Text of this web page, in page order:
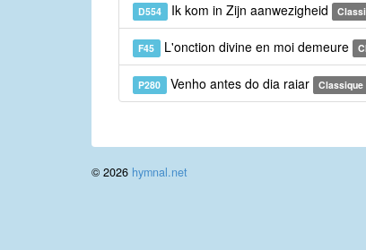
D554 Ik kom in Zijn aanwezigheid
F45 L'onction divine en moi demeure
P280 Venho antes do dia raiar Classique
© 2026 hymnal.net